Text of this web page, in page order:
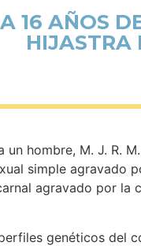
16 AÑOS
HIJASTRA
un hombre, M. J. R.
simple
agravado por la
genéticos del